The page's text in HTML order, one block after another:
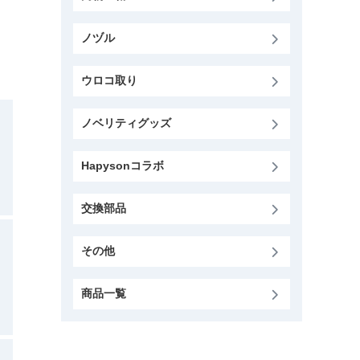
ノヅル
ウロコ取り
ノベリティグッズ
Hapysonコラボ
交換部品
その他
商品一覧